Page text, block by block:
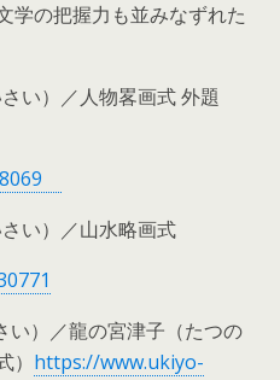
学の把握力も並みなずれた
い）／人物畧画式 外題
さい）／山水略画式
い）／龍の宮津子（たつの
https://www.ukiyo-